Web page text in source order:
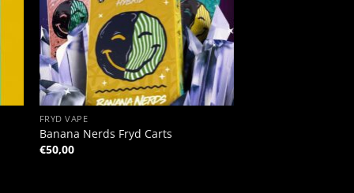
+
FRYD VAPE
Banana Nerds Fryd Carts
€50,00